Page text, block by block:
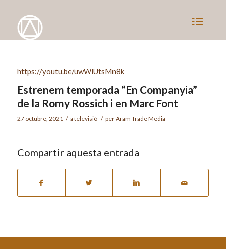
https://youtu.be/uwWlUtsMn8k
Estrenem temporada “En Companyia”
de la Romy Rossich i en Marc Font
27 octubre, 2021 / a televisió / perAram Trade Media
Compartir aquesta entrada